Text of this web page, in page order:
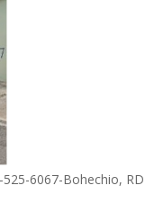
6067-Bohechio, RD